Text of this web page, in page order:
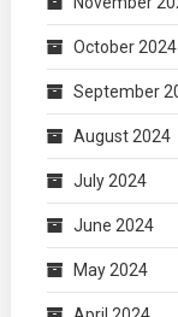
October 2024
September
August 2024
July 2024
June 2024
May 2024